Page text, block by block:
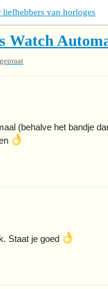
van horloges
Watch
(behalve het bandje
Staat je goed